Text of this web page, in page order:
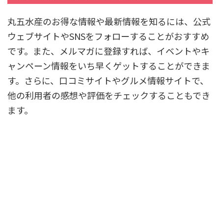
丸五水産のお得な情報や最新情報を知るには、公式
ウェブサイトやSNSをフォローすることがおすすめ
です。また、メルマガに登録すれば、イベントやキ
ャンペーン情報をいち早くゲットすることができま
す。さらに、口コミサイトやグルメ情報サイトで、
他の利用者の感想や評価をチェックすることもでき
ます。